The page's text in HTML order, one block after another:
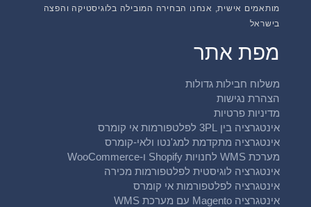
מותאמים אישית, אנחנו הבחירה המובילה בלוגיסטיקה והפצה
בישראל
מפת אתר
משלוח חבילות גדולות
הצהרת נגישות
מדיניות פרטיות
אינטגרציה בין 3PL לפלטפורמות אי קומרס
אינטגרציה מתקדמת למג'נטו ולאי-קומרס
מערכת WMS לחנויות Shopify ו-WooCommerce
אינטגרציה לוגיסטית לפלטפורמות מכירה
אינטגרציה לפלטפורמות אי קומרס
אינטגרציה Magento עם מערכת WMS